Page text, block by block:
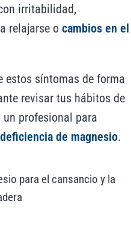
irritabilidad,
relajarse o cambios en el
estos síntomas de forma
revisar tus hábitos de
profesional para
deficiencia de magnesio.